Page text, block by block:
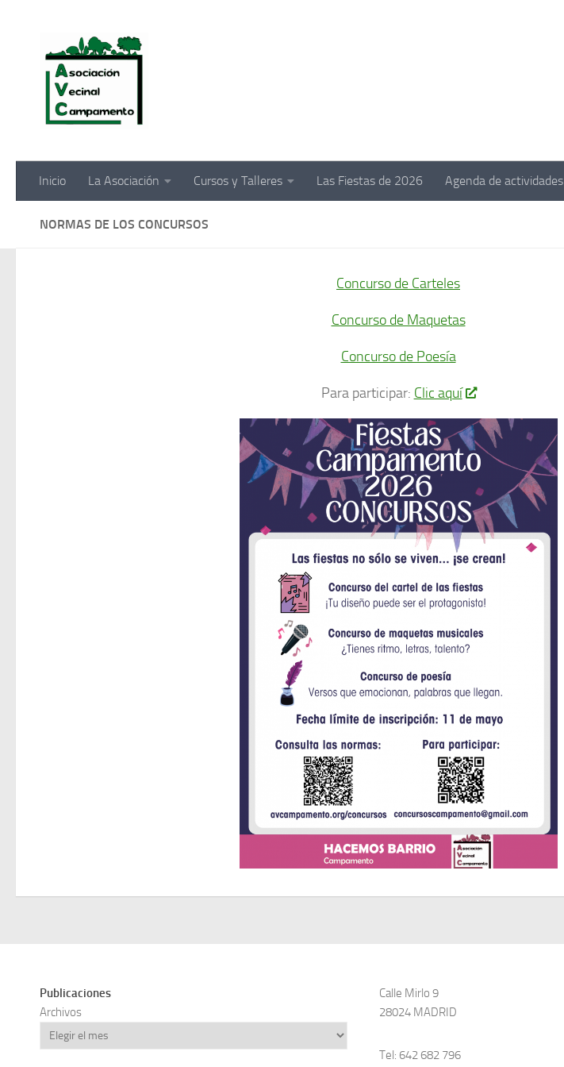
Inicio La Asociación Cursos y Talleres Las Fiestas de 2026 Agenda de actividades
NORMAS DE LOS CONCURSOS
Concurso de Carteles
Concurso de Maquetas
Concurso de Poesía
Para participar: Clic aquí
Publicaciones
Archivos
Calle Mirlo 9
28024 MADRID
Tel: 642 682 796